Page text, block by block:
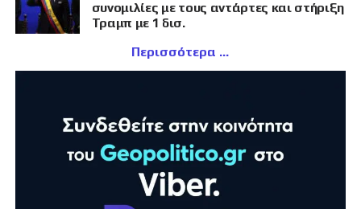
συνομιλίες με τους αντάρτες και στήριξη
Τραμπ με 1 δισ.
Περισσότερα